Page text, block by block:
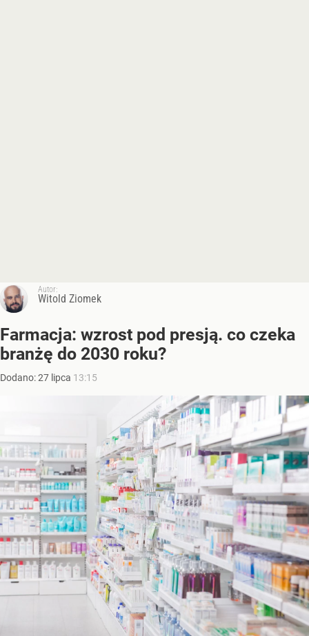
Autor:
Witold Ziomek
Farmacja: wzrost pod presją. co czeka
branżę do 2030 roku?
Dodano:27 lipca 13:15